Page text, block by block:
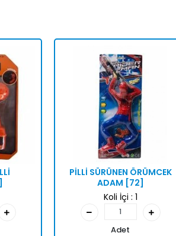
PİLLİ SÜRÜNEN ÖRÜMCEK
ADAM [72]
Koli İçi : 1
Adet